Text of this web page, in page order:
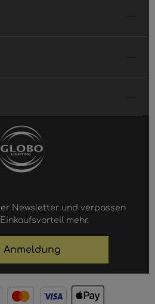
Newsletter und verpassen
mehr.
Anmeldung